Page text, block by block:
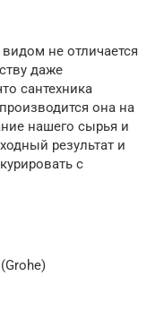
не отличается
даже
сантехника
она на
нашего сырья и
результат и
с